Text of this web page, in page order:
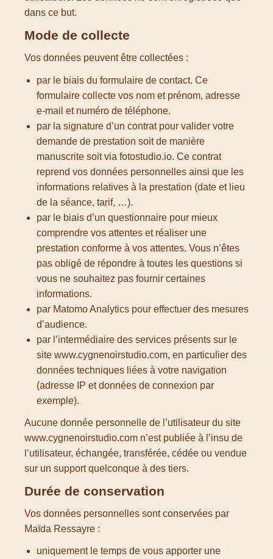
dans ce but.
Mode de collecte
Vos données peuvent être collectées :
par le biais du formulaire de contact. Ce
formulaire collecte vos nom et prénom, adresse
e-mail et numéro de téléphone.
par la signature d’un contrat pour valider votre
demande de prestation soit de manière
manuscrite soit via fotostudio.io. Ce contrat
reprend vos données personnelles ainsi que les
informations relatives à la prestation (date et lieu
de la séance, tarif, …).
par le biais d’un questionnaire pour mieux
comprendre vos attentes et réaliser une
prestation conforme à vos attentes. Vous n’êtes
pas obligé de répondre à toutes les questions si
vous ne souhaitez pas fournir certaines
informations.
par Matomo Analytics pour effectuer des mesures
d’audience.
par l’intermédiaire des services présents sur le
site www.cygnenoirstudio.com, en particulier des
données techniques liées à votre navigation
(adresse IP et données de connexion par
exemple).
Aucune donnée personnelle de l’utilisateur du site
www.cygnenoirstudio.com n’est publiée à l’insu de
l’utilisateur, échangée, transférée, cédée ou vendue
sur un support quelconque à des tiers.
Durée de conservation
Vos données personnelles sont conservées par
Maïda Ressayre :
uniquement le temps de vous apporter une